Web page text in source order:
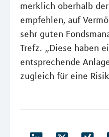
merklich oberhalb
empfehlen, auf
sehr guten
Trefz. „Diese haben
entsprechende
zugleich für eine